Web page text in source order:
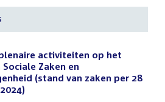
activiteiten op het
Zaken en
(stand van zaken per 28